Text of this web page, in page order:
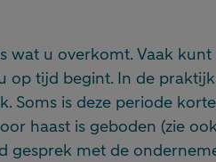
wat u overkomt. Vaak
op tijd begint. In de
is deze periode
haast is geboden (zie
gesprek met de